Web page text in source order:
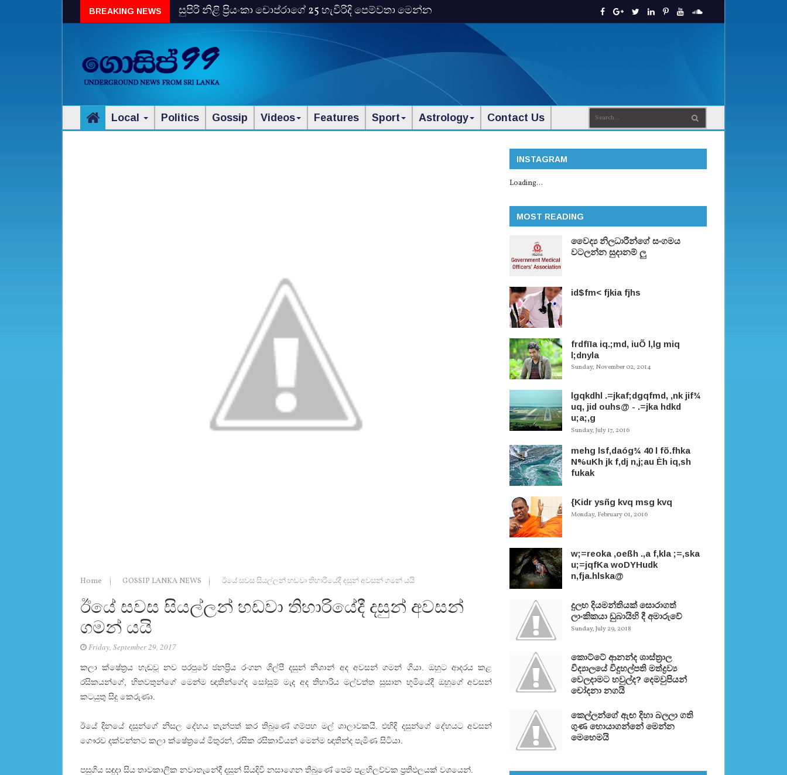
BREAKING NEWS සුපිරි නිළි ප්‍රියංකා චොප්රාගේ 25 හැවිරිදි පෙම්වතා මෙන්න
Local Politics Gossip Videos Features Sport Astrology Contact Us
Home GOSSIP LANKA NEWS ඊයේ සවස සියල්ලන් හඩවා තිහාරියේදී දසුන් අවසන් ගමන් යයි
ඊයේ සවස සියල්ලන් හඩවා තිහාරියේදී දසුන් අවසන්
ගමන් යයි
Friday, September 29, 2017
කලා ක්ෂේත්‍රය හැඬවූ නව පරපුරේ ජනප්‍රිය රංගන ශිල්පී දසුන් නිශාන් අද අවසන් ගමන් ගියා. ඔහුට ආදරය කළ
රසිකයන්ගේ, හිතවතුන්ගේ මෙන්ම ඥාතින්ගේද සෝසුම් මැද අද තිහාරිය මල්වත්ත සුසාන භූමියේදී ඔහුගේ අවසන්
කටයුතු සිදු කෙරුණා.
ඊයේ දිනයේ දසුන්ගේ නිසල දේහය තැන්පත් කර තිබුණේ ගම්පහ මල් ශාලාවකයි. එහිදි දසුන්ගේ දේහයට අවසන්
ගෞරව දක්වන්නට කලා ක්ෂේත්‍රයේ මිතුරන්, රසික රසිකාවියන් මෙන්ම ඥාතින්ද පැමිණ සිටියා.
පසුගිය සඳුදා සිය තාවකාලික නවාතැනේදී දසුන් සියදිවි නසාගෙන තිබුණේ පෙම් පළහිලව්වක ප්‍රතිඵලයක් වශයෙන්.
INSTAGRAM
Loading...
MOST READING
වෛද්‍ය නිලධාරීන්ගේ සංගමය
වටලන්න සුදානම් ලු
id$fm< fjkia fjhs
frdfïIa iq.;md, iuÕ l,lg miq
l;dnyla
Sunday, November 02, 2014
lgqkdhl .=jkaf;dgqfmd, ,nk jif¾
uq, jid ouhs@ - .=jka hdkd
u;a;,g
Sunday, July 17, 2016
mehg lsf,daóg¾ 40 l fõ.fhka
N%uKh jk f,dj n,j;au Èh iq,sh
fukak
{Kidr ysñg kvq msg kvq
Monday, February 01, 2016
w;=reoka ,oeßh .,a f,kla ;=,ska
u;=jqfKa woDYHudk
n,fja.hlska@
දුලභ දියමන්තියක් සොරාගත්
ලාංකිකයා ඩුබායිහි දී අමාරුවේ
Sunday, July 29, 2018
කොට්ටේ ආනන්ද ශාස්ත‍්‍රාල
විද්‍යාලයේ විදුහල්පති මත්ද්‍රව්‍ය
වෙලදාමට හවුල්ද? දෙමවුපියන්
චෝදනා නගයි
කෙල්ලන්ගේ ඇඟ දිහා බලලා ගති
ගුණ හොයාගන්නේ මෙන්න
මෙහෙමයි